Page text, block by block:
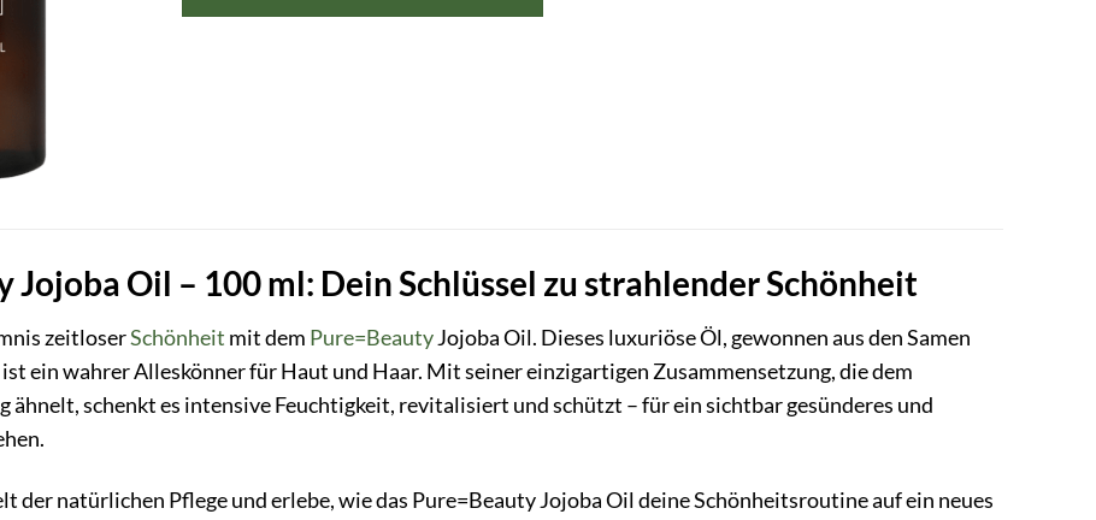
Jojoba Oil – 100 ml: Dein Schlüssel zu strahlender Schönheit
zeitloserSchönheit mit dem Pure=BeautyJojoba Oil. Dieses luxuriöse Öl, gewonnen aus den Samen
ein wahrer Alleskönner für Haut und Haar. Mit seiner einzigartigen Zusammensetzung, die dem
ähnelt, schenkt es intensive Feuchtigkeit, revitalisiert und schützt – für ein sichtbar gesünderes und
der natürlichen Pflege und erlebe, wie das Pure=Beauty Jojoba Oil deine Schönheitsroutine auf ein neues